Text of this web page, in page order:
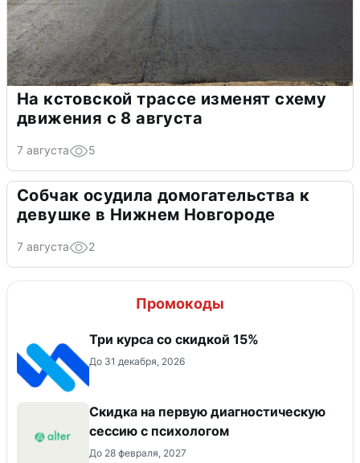
На кстовской трассе изменят схему
движения с 8 августа
7 августа 5
Собчак осудила домогательства к
девушке в Нижнем Новгороде
7 августа 2
Промокоды
Три курса со скидкой 15%
До 31 декабря, 2026
Скидка на первую диагностическую
сессию с психологом
До 28 февраля, 2027